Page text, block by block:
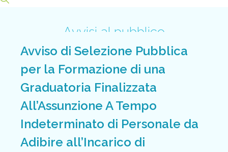
Avvisi al pubblico
Avviso di Selezione Pubblica
per la Formazione di una
Graduatoria Finalizzata
All’Assunzione A Tempo
Indeterminato di Personale da
Adibire all’Incarico di